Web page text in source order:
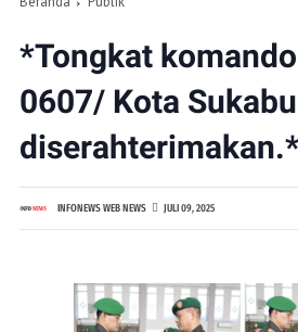
*Tongkat
0607/ Kota
INFONEWS WEB NEWS JULI 09, 2025